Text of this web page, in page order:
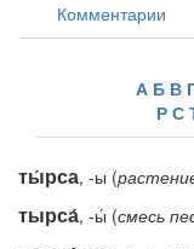
Комментарии
А Б В
Р С
ты́рса, -ы (
тырса́, -ы́ (смесь